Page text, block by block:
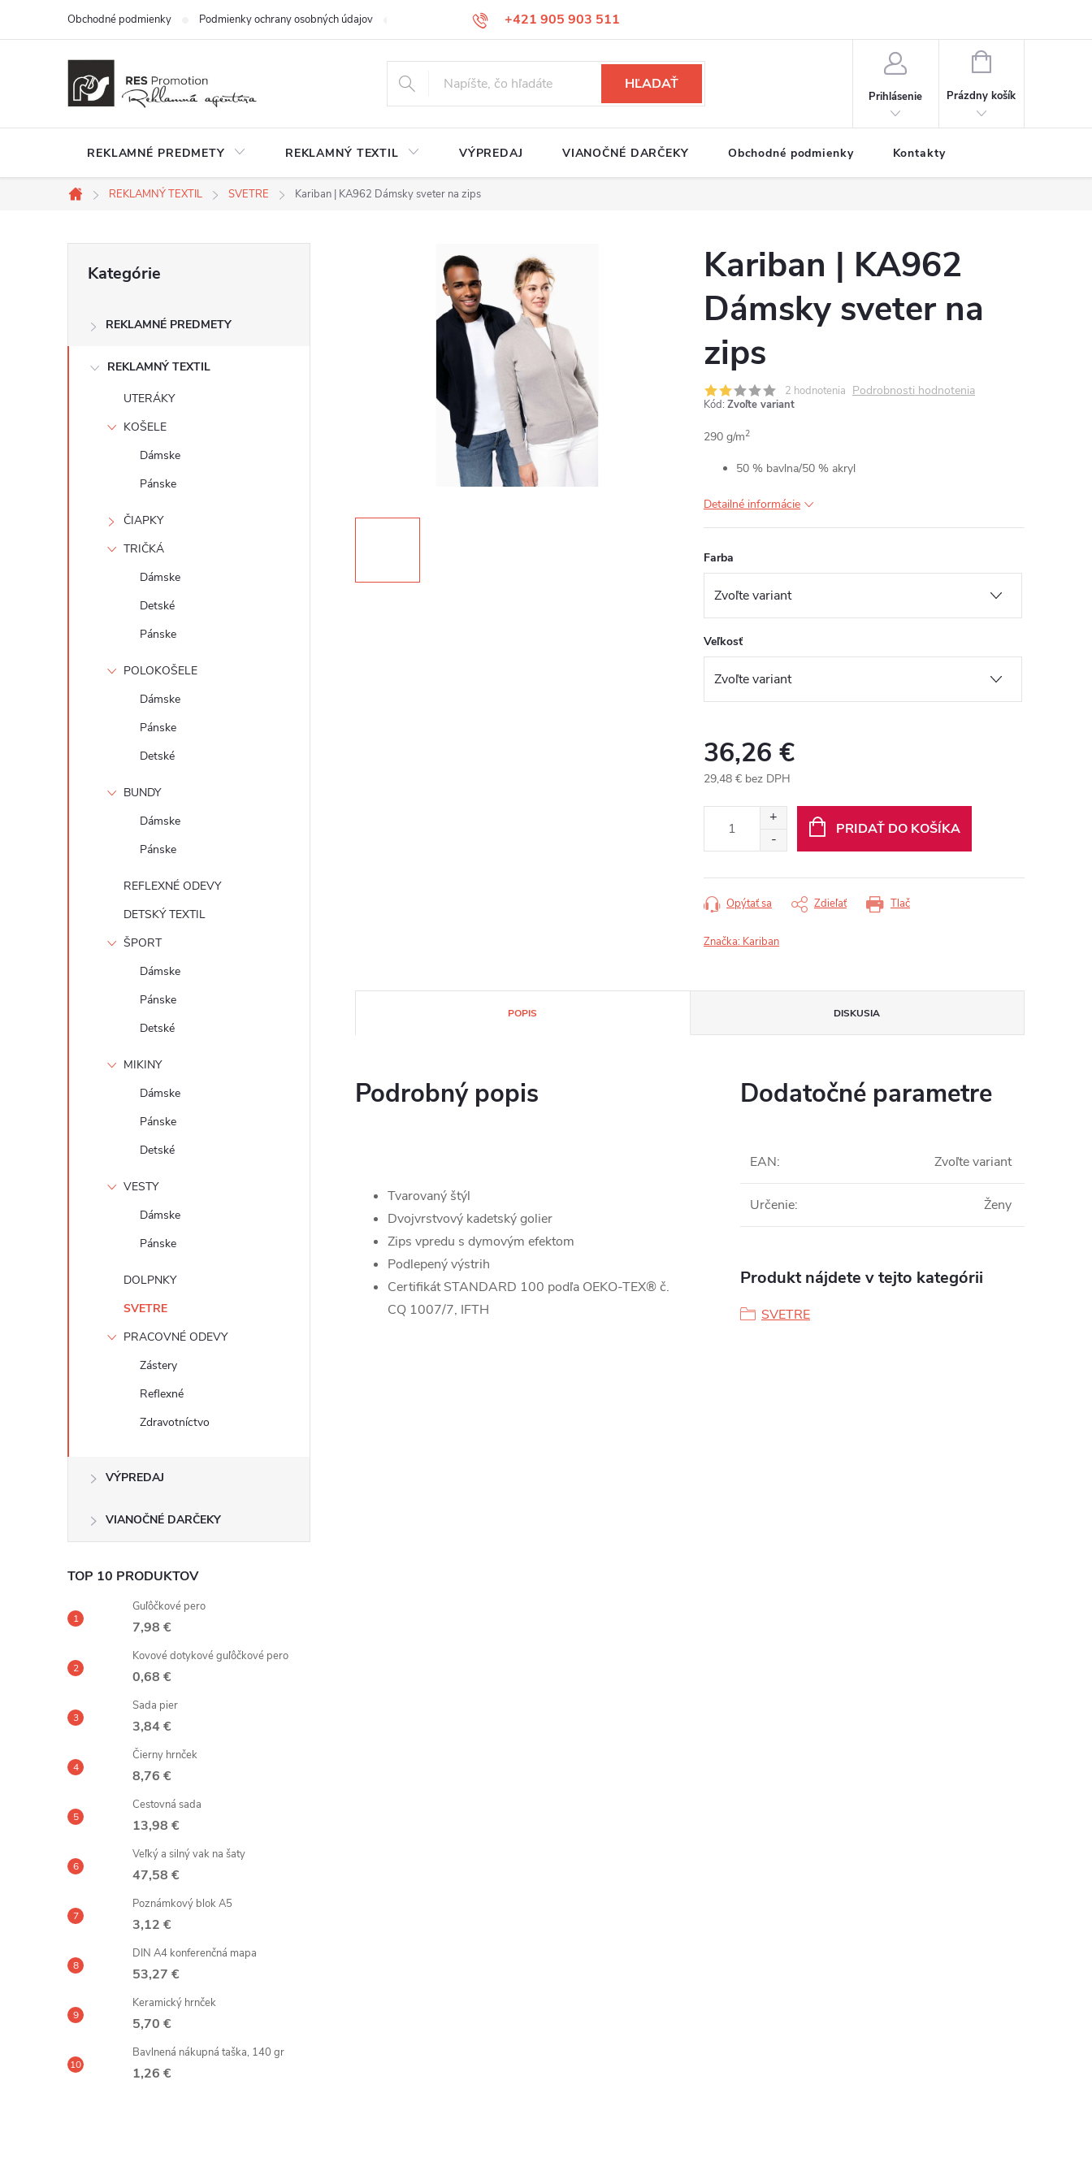
+421 905 903 511
Obchodné podmienky Podmienky ochrany osobných údajov Reklamačný poriadok Služby Kontakty
HĽADAŤ
Prihlásenie
NÁKUPNÝ
Prázdny košík
REKLAMNÉ PREDMETY REKLAMNÝ TEXTIL VÝPREDAJ VIANOČNÉ DARČEKY Obchodné podmienky Kontakty
Domov
REKLAMNÝ TEXTIL SVETRE Kariban | KA962 Dámsky sveter na zips
č
kategórie
Kategórie
REKLAMNÉ PREDMETY
REKLAMNÝ TEXTIL
UTERÁKY
KOŠELE
Dámske
Pánske
ČIAPKY
TRIČKÁ
Dámske
Detské
Pánske
POLOKOŠELE
Dámske
Pánske
Detské
BUNDY
Dámske
Pánske
REFLEXNÉ ODEVY
DETSKÝ TEXTIL
ŠPORT
Dámske
Pánske
Detské
MIKINY
Dámske
Pánske
Detské
VESTY
Dámske
Pánske
DOLPNKY
SVETRE
PRACOVNÉ ODEVY
Zástery
Reflexné
Zdravotníctvo
VÝPREDAJ
VIANOČNÉ DARČEKY
TOP 10 PRODUKTOV
Guľôčkové pero
7,98 €
Kovové dotykové guľôčkové pero
0,68 €
Sada pier
3,84 €
Čierny hrnček
8,76 €
Cestovná sada
13,98 €
Veľký a silný vak na šaty
47,58 €
Poznámkový blok A5
3,12 €
DIN A4 konferenčná mapa
53,27 €
Keramický hrnček
5,70 €
Bavlnená nákupná taška, 140 gr
1,26 €
Kariban | KA962
Dámsky sveter na
zips
2 hodnotenia Podrobnosti hodnotenia
Kód: Zvoľte variant
290 g/m2
50 % bavlna/50 % akryl
Detailné informácie
Farba
Veľkosť
36,26 €
29,48 € bez DPH
PRIDAŤ DO KOŠÍKA
Tlač
Opýtať sa Zdieľať
Značka: Kariban
POPIS DISKUSIA
Podrobný popis
Tvarovaný štýl
Dvojvrstvový kadetský golier
Zips vpredu s dymovým efektom
Podlepený výstrih
Certifikát STANDARD 100 podľa OEKO-TEX® č.
CQ 1007/7, IFTH
Dodatočné parametre
EAN: Zvoľte variant
Určenie: Ženy
Produkt nájdete v tejto kategórii
SVETRE